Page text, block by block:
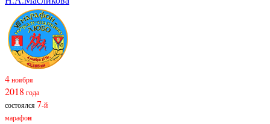
4ноября
2018 года
состоялся7-й
марафон